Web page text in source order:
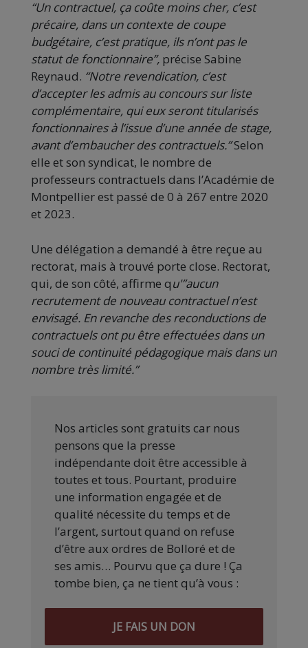
“Un contractuel, ça coûte moins cher, c’est
précaire, dans un contexte de coupe
budgétaire, c’est pratique, ils n’ont pas le
statut de fonctionnaire”, précise Sabine
Reynaud. “Notre revendication, c’est
d’accepter les admis au concours sur liste
complémentaire, qui eux seront titularisés
fonctionnaires à l’issue d’une année de stage,
avant d’embaucher des contractuels.”Selon
elle et son syndicat, le nombre de
professeurs contractuels dans l’Académie de
Montpellier est passé de 0 à 267 entre 2020
et 2023.
Une délégation a demandé à être reçue au
rectorat, mais à trouvé porte close. Rectorat,
qui, de son côté, affirme qu'”aucun
recrutement de nouveau contractuel n’est
envisagé. En revanche des reconductions de
contractuels ont pu être effectuées dans un
souci de continuité pédagogique mais dans un
nombre très limité.”
Nos articles sont gratuits car nous
pensons que la presse
indépendante doit être accessible à
toutes et tous. Pourtant, produire
une information engagée et de
qualité nécessite du temps et de
l’argent, surtout quand on refuse
d’être aux ordres de Bolloré et de
ses amis… Pourvu que ça dure ! Ça
tombe bien, ça ne tient qu’à vous :
JE FAIS UN DON